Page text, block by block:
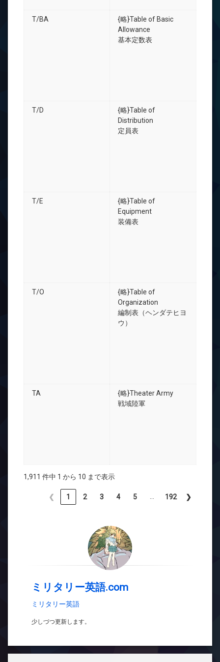
T/BA
{略}Table of Basic
Allowance
基本定数表
T/D
{略}Table of
Distribution
定員表
T/E
{略}Table of
Equipment
装備表
T/O
{略}Table of
Organization
編制表（ヘンダテヒヨ
ウ）
TA
{略}Theater Army
戦域陸軍
1,911 件中 1 から 10 まで表示
❮ 1 2 3 4 5 192 ❯
ミリタリー英語.com
ミリタリー英語
少しづつ更新します。